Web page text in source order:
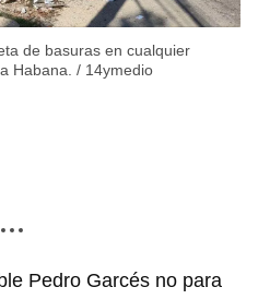
de basuras en cualquier
Habana. / 14ymedio
Pedro Garcés no para